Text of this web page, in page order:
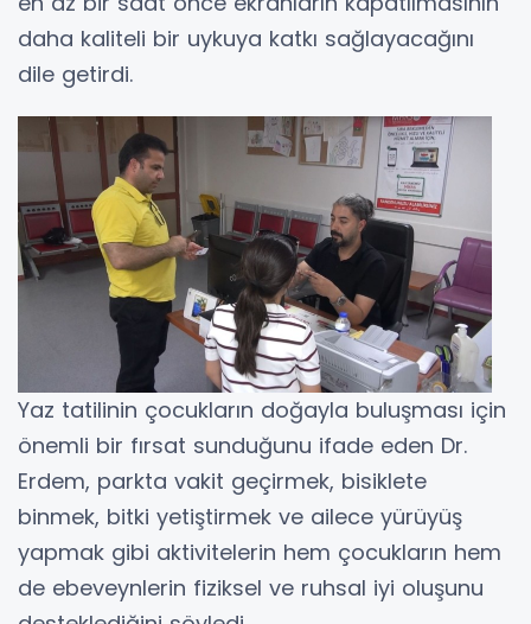
daha kaliteli bir uykuya katkı sağlayacağını
dile getirdi.
Yaz tatilinin çocukların doğayla buluşması için
önemli bir fırsat sunduğunu ifade eden Dr.
Erdem, parkta vakit geçirmek, bisiklete
binmek, bitki yetiştirmek ve ailece yürüyüş
yapmak gibi aktivitelerin hem çocukların hem
de ebeveynlerin fiziksel ve ruhsal iyi oluşunu